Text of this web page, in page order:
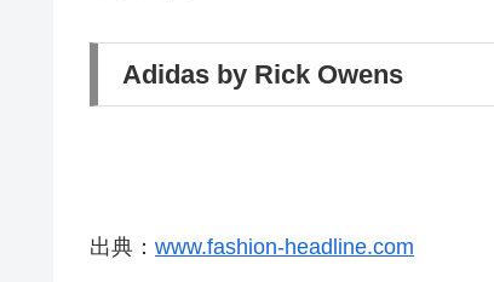
Adidas by Rick Owens
出典： www.fashion-headline.com